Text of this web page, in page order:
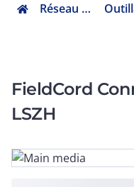
Réseau informatique
FieldCord
LSZH